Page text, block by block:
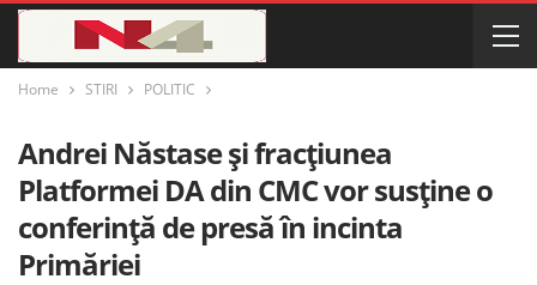
Home STIRI POLITIC
Andrei Năstase și fracțiunea
Platformei DA din CMC vor susține o
conferință de presă în incinta
Primăriei